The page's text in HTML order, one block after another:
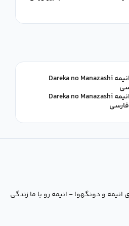
دانلود و تماشای آنلاین انیمه Dareka no Manazashi
دانلود و تماشای آنلاین انیمه Dareka no Manazashi
انیمه و دونگهوا - انیمه رو با ما زندگی